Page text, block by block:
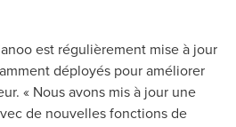
est régulièrement mise à jour
déployés pour améliorer
« Nous avons mis à jour une
de nouvelles fonctions de